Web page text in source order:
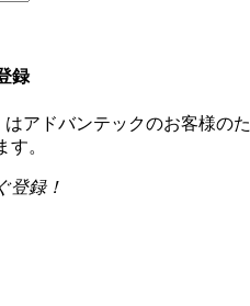
録
はアドバンテックのお客様
す。
登録！